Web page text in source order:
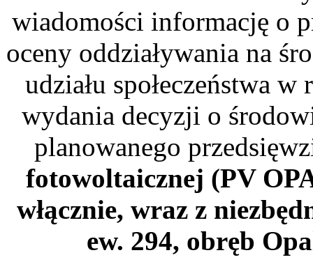
wiadomości informację o
oceny oddziaływania na
udziału społeczeństwa
wydania decyzji o
planowanego
fotowoltaicznej (PV
włącznie, wraz z
ew. 294, obręb